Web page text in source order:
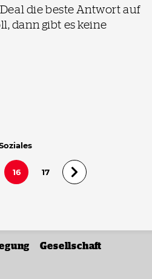
die beste Antwort auf
dann gibt es keine
16 17
Gesellschaft